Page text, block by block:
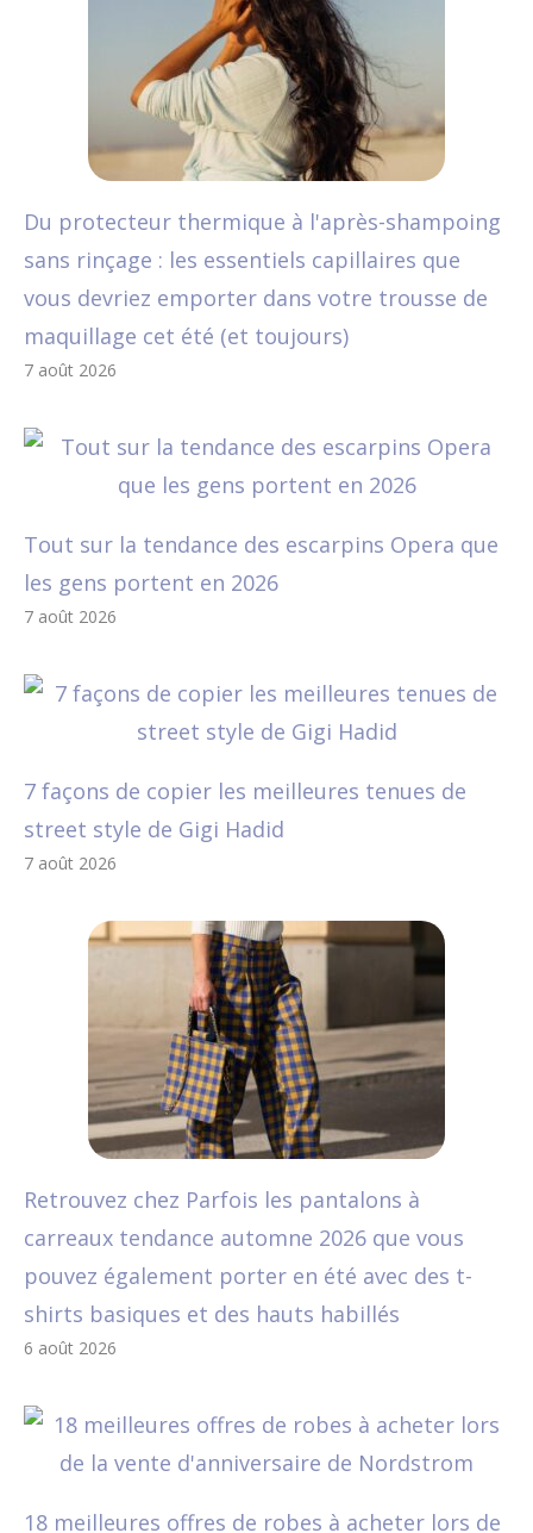
Du protecteur thermique à l'après-shampoing
sans rinçage : les essentiels capillaires que
vous devriez emporter dans votre trousse de
maquillage cet été (et toujours)
7 août 2026
Tout sur la tendance des escarpins Opera que
les gens portent en 2026
7 août 2026
7 façons de copier les meilleures tenues de
street style de Gigi Hadid
7 août 2026
Retrouvez chez Parfois les pantalons à
carreaux tendance automne 2026 que vous
pouvez également porter en été avec des t-
shirts basiques et des hauts habillés
6 août 2026
18 meilleures offres de robes à acheter lors de